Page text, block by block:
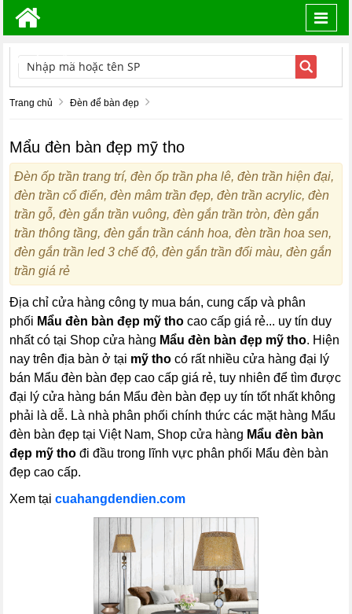
TÌM KIẾM
Trang chủ Đèn để bàn đẹp
Mẩu đèn bàn đẹp mỹ tho
Đèn ốp trần trang trí, đèn ốp trần pha lê, đèn trần hiện đại,
đèn trần cổ điển, đèn mâm trần đẹp, đèn trần acrylic, đèn
trần gỗ, đèn gắn trần vuông, đèn gắn trần tròn, đèn gắn
trần thông tầng, đèn gắn trần cánh hoa, đèn trần hoa sen,
đèn gắn trần led 3 chế độ, đèn gắn trần đổi màu, đèn gắn
trần giá rẻ
Địa chỉ cửa hàng công ty mua bán, cung cấp và phân
phối Mẩu đèn bàn đẹp mỹ tho cao cấp giá rẻ... uy tín duy
nhất có tại Shop cửa hàng Mẩu đèn bàn đẹp mỹ tho. Hiện
nay trên địa bàn ở tại mỹ tho có rất nhiều cửa hàng đại lý
bán Mẩu đèn bàn đẹp cao cấp giá rẻ, tuy nhiên để tìm được
đại lý cửa hàng bán Mẩu đèn bàn đẹp uy tín tốt nhất không
phải là dễ. Là nhà phân phối chính thức các mặt hàng Mẩu
đèn bàn đẹp tại Việt Nam, Shop cửa hàng Mẩu đèn bàn
đẹp mỹ tho đi đầu trong lĩnh vực phân phối Mẩu đèn bàn
đẹp cao cấp.
Xem tạicuahangdendien.com